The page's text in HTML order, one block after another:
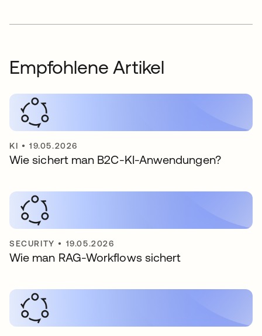
Empfohlene Artikel
KI •19.05.2026
Wie sichert man B2C-KI-Anwendungen?
SECURITY • 19.05.2026
Wie man RAG-Workflows sichert